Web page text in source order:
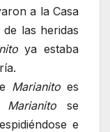
a la Casa
las heridas
ya estaba
Marianito es
Marianitose
e